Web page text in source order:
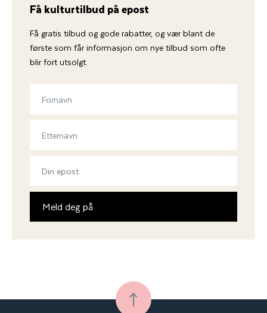
Få kulturtilbud på epost
Få gratis tilbud og gode rabatter, og vær blant de
første som får informasjon om nye tilbud som ofte
blir fort utsolgt.
Meld deg på